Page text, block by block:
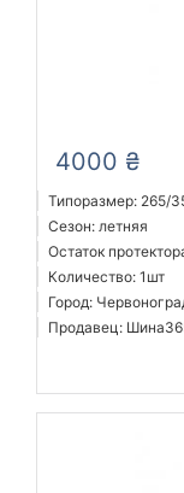
4000 ₴
Типоразмер: 265/
Сезон: летняя
Остаток
Количество: 1шт
Город:
Продавец: